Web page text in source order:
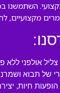
השתמשנו
מקצועיים,
אולפני ללא
של תבוא
הופעות חיות,